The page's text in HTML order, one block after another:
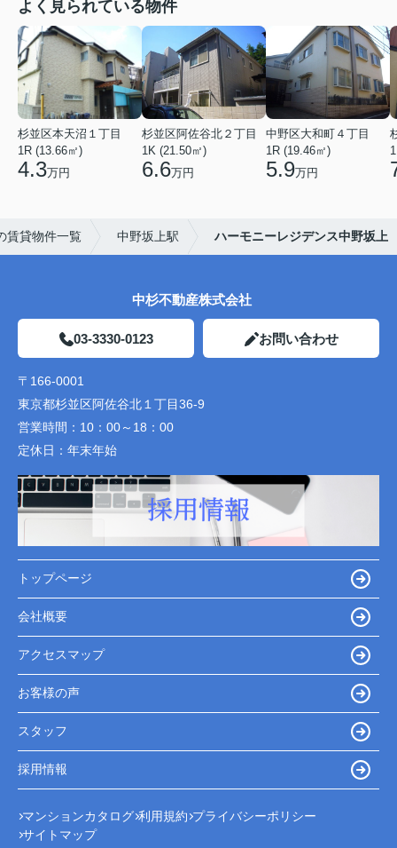
よく見られている物件
杉並区本天沼１丁目
1R (13.66㎡)
4.3万円
杉並区阿佐谷北２丁目
1K (21.50㎡)
6.6万円
中野区大和町４丁目
1R (19.46㎡)
5.9万円
賃貸物件一覧 中野坂上駅 ハーモニーレジデンス中野坂上
中杉不動産株式会社
03-3330-0123 お問い合わせ
〒166-0001
東京都杉並区阿佐谷北１丁目36-9
営業時間： 10：00～18：00
定休日： 年末年始
トップページ
会社概要
アクセスマップ
お客様の声
スタッフ
採用情報
マンションカタログ 利用規約 プライバシーポリシー
サイトマップ